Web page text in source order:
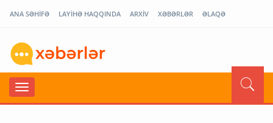
ANA SƏHİFƏ LAYİHƏ HAQQINDA ARXİV XƏBƏRLƏR ƏLAQƏ